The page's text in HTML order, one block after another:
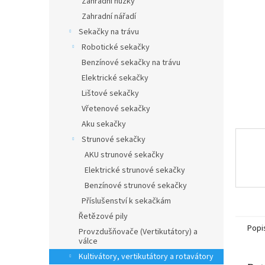
Zahradní nářadí
Sekačky na trávu
Robotické sekačky
Benzínové sekačky na trávu
Elektrické sekačky
Lištové sekačky
Vřetenové sekačky
Aku sekačky
Strunové sekačky
AKU strunové sekačky
Elektrické strunové sekačky
Benzínové strunové sekačky
Příslušenství k sekačkám
Řetězové pily
Provzdušňovače (Vertikutátory) a
válce
Kultivátory, vertikutátory a rotavátory